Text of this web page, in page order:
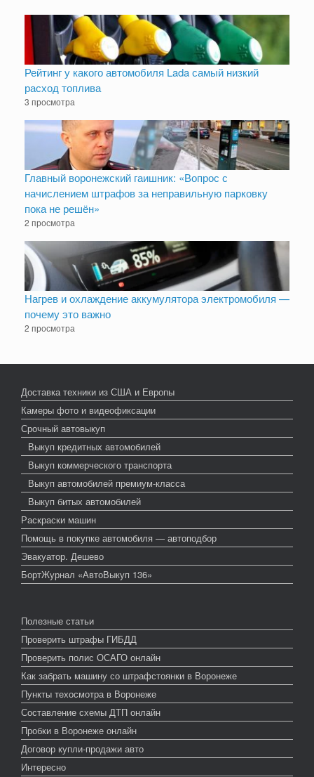
Рейтинг у какого автомобиля Lada самый низкий
расход топлива
3 просмотра
Главный воронежский гаишник: «Вопрос с
начислением штрафов за неправильную парковку
пока не решён»
2 просмотра
Нагрев и охлаждение аккумулятора электромобиля —
почему это важно
2 просмотра
Доставка техники из США и Европы
Камеры фото и видеофиксации
Срочный автовыкуп
Выкуп кредитных автомобилей
Выкуп коммерческого транспорта
Выкуп автомобилей премиум-класса
Выкуп битых автомобилей
Раскраски машин
Помощь в покупке автомобиля — автоподбор
Эвакуатор. Дешево
БортЖурнал «АвтоВыкуп 136»
Полезные статьи
Проверить штрафы ГИБДД
Проверить полис ОСАГО онлайн
Как забрать машину со штрафстоянки в Воронеже
Пункты техосмотра в Воронеже
Составление схемы ДТП онлайн
Пробки в Воронеже онлайн
Договор купли-продажи авто
Интересно